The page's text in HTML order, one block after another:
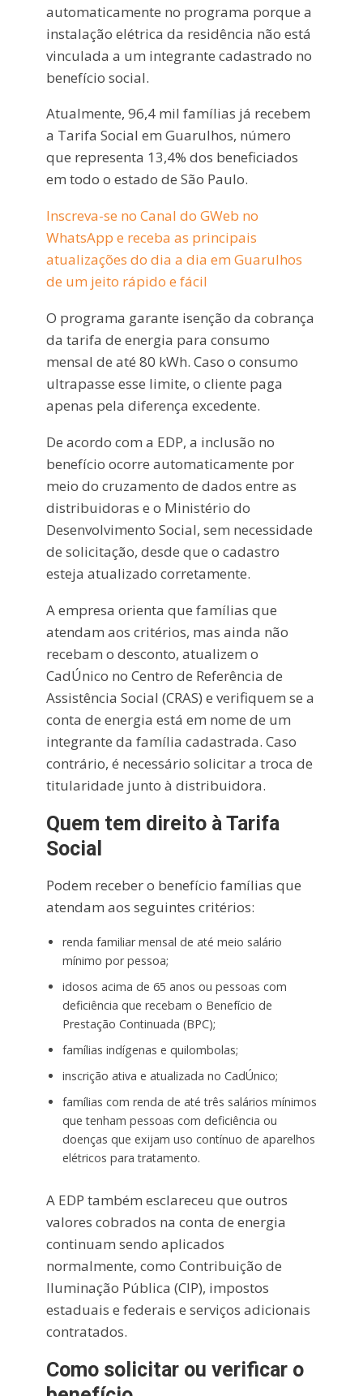
automaticamente no programa porque a
instalação elétrica da residência não está
vinculada a um integrante cadastrado no
benefício social.
Atualmente, 96,4 mil famílias já recebem
a Tarifa Social em Guarulhos, número
que representa 13,4% dos beneficiados
em todo o estado de São Paulo.
Inscreva-se no Canal do GWeb no
WhatsApp e receba as principais
atualizações do dia a dia em Guarulhos
de um jeito rápido e fácil
O programa garante isenção da cobrança
da tarifa de energia para consumo
mensal de até 80 kWh. Caso o consumo
ultrapasse esse limite, o cliente paga
apenas pela diferença excedente.
De acordo com a EDP, a inclusão no
benefício ocorre automaticamente por
meio do cruzamento de dados entre as
distribuidoras e o Ministério do
Desenvolvimento Social, sem necessidade
de solicitação, desde que o cadastro
esteja atualizado corretamente.
A empresa orienta que famílias que
atendam aos critérios, mas ainda não
recebam o desconto, atualizem o
CadÚnico no Centro de Referência de
Assistência Social (CRAS) e verifiquem se a
conta de energia está em nome de um
integrante da família cadastrada. Caso
contrário, é necessário solicitar a troca de
titularidade junto à distribuidora.
Quem tem direito à Tarifa
Social
Podem receber o benefício famílias que
atendam aos seguintes critérios:
renda familiar mensal de até meio salário
mínimo por pessoa;
idosos acima de 65 anos ou pessoas com
deficiência que recebam o Benefício de
Prestação Continuada (BPC);
famílias indígenas e quilombolas;
inscrição ativa e atualizada no CadÚnico;
famílias com renda de até três salários mínimos
que tenham pessoas com deficiência ou
doenças que exijam uso contínuo de aparelhos
elétricos para tratamento.
A EDP também esclareceu que outros
valores cobrados na conta de energia
continuam sendo aplicados
normalmente, como Contribuição de
Iluminação Pública (CIP), impostos
estaduais e federais e serviços adicionais
contratados.
Como solicitar ou verificar o